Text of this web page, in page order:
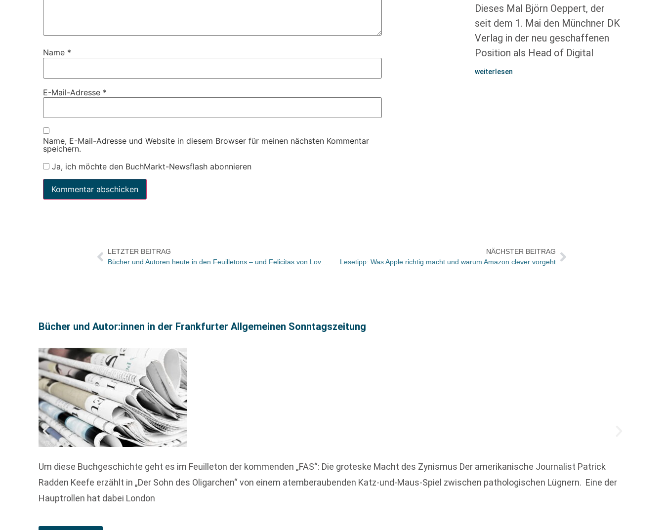
Name *
E-Mail-Adresse *
Name, E-Mail-Adresse und Website in diesem Browser für meinen nächsten Kommentar
speichern.
Ja, ich möchte den BuchMarkt-Newsflash abonnieren
Dieses Mal Björn Oeppert, der
seit dem 1. Mai den Münchner DK
Verlag in der neu geschaffenen
Position als Head of Digital
weiterlesen
LETZTER BEITRAG
NÄCHSTER BEITRAG
Lesetipp: Was Apple richtig macht und warum Amazon clever vorgeht
Bücher und Autor:innen in der Frankfurter Allgemeinen Sonntagszeitung
Um diese Buchgeschichte geht es im Feuilleton der kommenden „FAS“: Die groteske Macht des Zynismus Der amerikanische Journalist Patrick
Radden Keefe erzählt in „Der Sohn des Oligarchen“ von einem atemberaubenden Katz-und-Maus-Spiel ­zwischen pathologischen Lügnern. Eine der
Hauptrollen hat dabei London